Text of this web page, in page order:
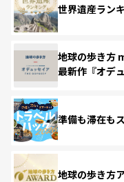
世界遺産ラン
地球の歩き方
最新作『オデ
準備も滞在も
地球の歩き方